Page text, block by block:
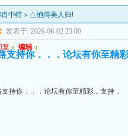
中特＞△抱得美人归!
发表于: 2026-06-02 23:00
复 u 编辑 u
支持你．．．论坛有你至精
支持你．．．论坛有你至精彩，支持．